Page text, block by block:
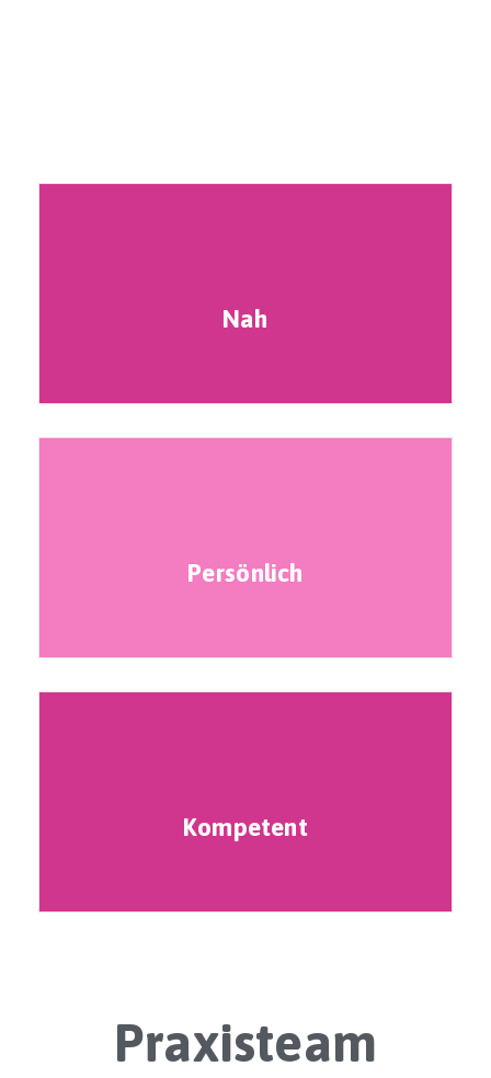
Nah
Persönlich
Kompetent
Praxisteam